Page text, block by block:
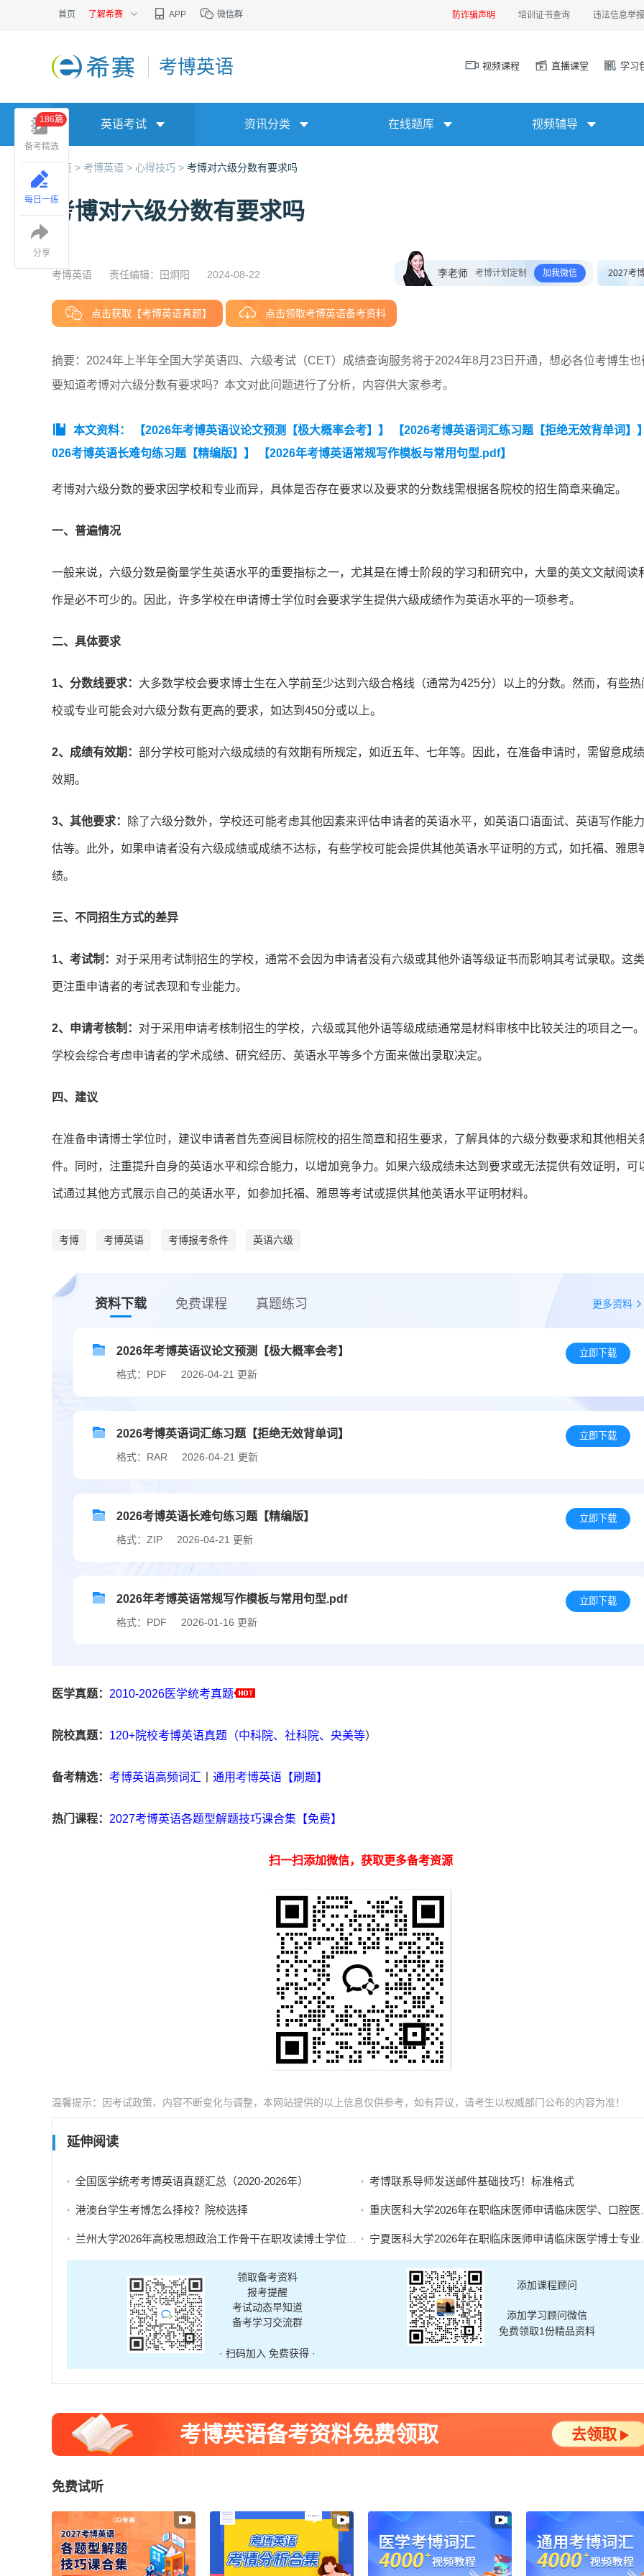
首页 了解希赛 APP 微信群 防诈骗声明 培训证书查询 违法信息举报
考博英语 视频课程 直播课堂 学习
英语考试 资讯分类 在线题库 视频辅导
首页 > 考博英语 > 心得技巧 > 考博对六级分数有要求吗
考博对六级分数有要求吗
考博英语 责任编辑：田炯阳 2024-08-22 李老师 考博计划定制 加我微信 2027考
点击获取【考博英语真题】 点击领取考博英语备考资料
摘要：2024年上半年全国大学英语四、六级考试（CET）成绩查询服务将于2024年8月23日开通，想必各位考博生也
要知道考博对六级分数有要求吗？本文对此问题进行了分析，内容供大家参考。
本文资料： 【2026年考博英语议论文预测【极大概率会考】】 【2026考博英语词汇练习题【拒绝无效背单词】】
026考博英语长难句练习题【精编版】】
【2026年考博英语常规写作模板与常用句型.pdf】
考博对六级分数的要求因学校和专业而异，具体是否存在要求以及要求的分数线需根据各院校的招生简章来确定。
一、普遍情况
一般来说，六级分数是衡量学生英语水平的重要指标之一，尤其是在博士阶段的学习和研究中，大量的英文文献阅读
作是必不可少的。因此，许多学校在申请博士学位时会要求学生提供六级成绩作为英语水平的一项参考。
二、具体要求
1、分数线要求： 大多数学校会要求博士生在入学前至少达到六级合格线（通常为425分）以上的分数。然而，有些热
校或专业可能会对六级分数有更高的要求，如达到450分或以上。
2、成绩有效期： 部分学校可能对六级成绩的有效期有所规定，如近五年、七年等。因此，在准备申请时，需留意成
效期。
3、其他要求： 除了六级分数外，学校还可能考虑其他因素来评估申请者的英语水平，如英语口语面试、英语写作能
估等。此外，如果申请者没有六级成绩或成绩不达标，有些学校可能会提供其他英语水平证明的方式，如托福、雅思
绩。
三、不同招生方式的差异
1、考试制： 对于采用考试制招生的学校，通常不会因为申请者没有六级或其他外语等级证书而影响其考试录取。这
更注重申请者的考试表现和专业能力。
2、申请考核制： 对于采用申请考核制招生的学校，六级或其他外语等级成绩通常是材料审核中比较关注的项目之一
学校会综合考虑申请者的学术成绩、研究经历、英语水平等多个方面来做出录取决定。
四、建议
在准备申请博士学位时，建议申请者首先查阅目标院校的招生简章和招生要求，了解具体的六级分数要求和其他相关
件。同时，注重提升自身的英语水平和综合能力，以增加竞争力。如果六级成绩未达到要求或无法提供有效证明，可
试通过其他方式展示自己的英语水平，如参加托福、雅思等考试或提供其他英语水平证明材料。
考博 考博英语 考博报考条件 英语六级
资料下载 免费课程 真题练习 更多资料
2026年考博英语议论文预测【极大概率会考】
格式：PDF 2026-04-21 更新
立即下载
2026考博英语词汇练习题【拒绝无效背单词】
格式：RAR 2026-04-21 更新
立即下载
2026考博英语长难句练习题【精编版】
格式：ZIP 2026-04-21 更新
立即下载
2026年考博英语常规写作模板与常用句型.pdf
格式：PDF 2026-01-16 更新
立即下载
医学真题： 2010-2026医学统考真题
院校真题： 120+院校考博英语真题（中科院、社科院、央美等）
备考精选： 考博英语高频词汇 通用考博英语【刷题】
热门课程： 2027考博英语各题型解题技巧课合集【免费】
扫一扫添加微信，获取更多备考资源
温馨提示：因考试政策、内容不断变化与调整，本网站提供的以上信息仅供参考，如有异议，请考生以权威部门公布的内容为准！
延伸阅读
全国医学统考考博英语真题汇总（2020-2026年） 考博联系导师发送邮件基础技巧！标准格式
港澳台学生考博怎么择校？院校选择 重庆医科大学2026年在职临床医师申请临床医学、口腔医学博士专业学位招生简章
兰州大学2026年高校思想政治工作骨干在职攻读博士学位研究生招生补充报名的通知 宁夏医科大学2026年在职临床医师申请临床医学博士专业学位招生简章
领取备考资料
报考提醒
考试动态早知道
备考学习交流群
· 扫码加入 免费获得 ·
添加课程顾问
添加学习顾问微信
免费领取1份精品资料
考博英语备考资料免费领取 去领取
免费试听
备考精选
186篇
每日一练
分享